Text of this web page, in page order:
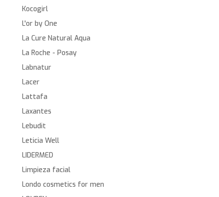
Kocogirl
L'or by One
La Cure Natural Aqua
La Roche - Posay
Labnatur
Lacer
Lattafa
Laxantes
Lebudit
Leticia Well
LIDERMED
Limpieza facial
Londo cosmetics for men